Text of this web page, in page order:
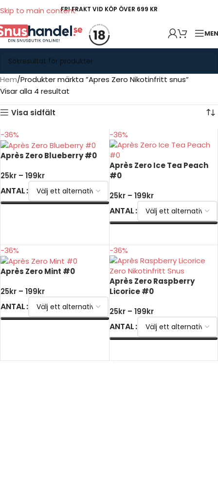
Skip to main contentFRI FRAKT VID KÖP ÖVER 699 KR
Hem Produkter märkta ”Apres Zero Nikotinfritt snus”
Visar alla 4 resultat
Visa sidfält
-36%
Après Zero Blueberry #0
25kr – 199kr
ANTAL
-36%
Après Zero Ice Tea Peach
#0
25kr – 199kr
ANTAL
-36%
Après Zero Mint #0
25kr – 199kr
ANTAL
-36%
Après Zero Raspberry
Licorice #0
25kr – 199kr
ANTAL